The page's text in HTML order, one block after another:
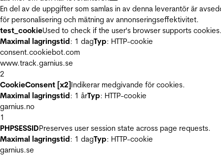
En del av de uppgifter som samlas in av denna leverantör är
för personalisering och mätning av annonseringseffektivitet.
test_cookieUsed to check if the user's browser supports
Maximal lagringstid: 1 dagTyp: HTTP-cookie
consent.cookiebot.com
www.track.garnius.se
2
CookieConsent [x2]Indikerar medgivande för cookies.
Maximal lagringstid: 1 årTyp: HTTP-cookie
garnius.no
1
PHPSESSIDPreserves user session state across page requests.
Maximal lagringstid: 1 dagTyp: HTTP-cookie
garnius.se